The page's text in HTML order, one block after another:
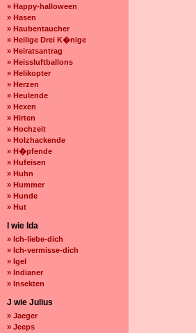
» Happy-halloween
» Hasen
» Haubentaucher
» Heilige Drei K�nige
» Heiratsantrag
» Heissluftballons
» Helikopter
» Herzen
» Heulende
» Hexen
» Hirten
» Hochzeit
» Holzhackende
» H�pfende
» Hufeisen
» Huhn
» Hummer
» Hunde
» Hut
I wie Ida
» Ich-liebe-dich
» Ich-vermisse-dich
» Igel
» Indianer
» Insekten
J wie Julius
» Jaeger
» Jeeps